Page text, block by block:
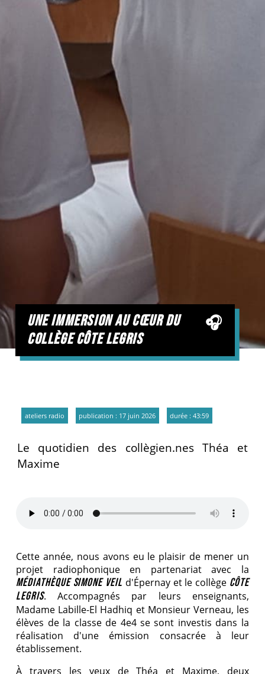
une immersion au cœur du
collège côte legris
ateliers radio publication : 17 juin 2026 durée : 43:59
Le quotidien des collègien.nes Théa et
Maxime
Cette année, nous avons eu le plaisir de mener un
projet radiophonique en partenariat avec la
MÉDIATHÈQUE SIMONE VEIL d'Épernay et le collège CÔTE
LEGRIS. Accompagnés par leurs enseignants,
Madame Labille-El Hadhiq et Monsieur Verneau, les
élèves de la classe de 4e4 se sont investis dans la
réalisation d'une émission consacrée à leur
établissement.
À travers les yeux de Théa et Maxime, deux